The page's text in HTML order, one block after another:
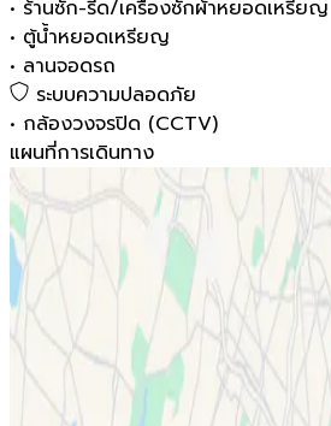
• ร้านซัก-รีด/เครื่องซักผ้าหยอดเหรียญ
• ตู้น้ำหยอดเหรียญ
• ลานจอดรถ
ระบบความปลอดภัย
• กล้องวงจรปิด (CCTV)
แผนที่การเดินทาง